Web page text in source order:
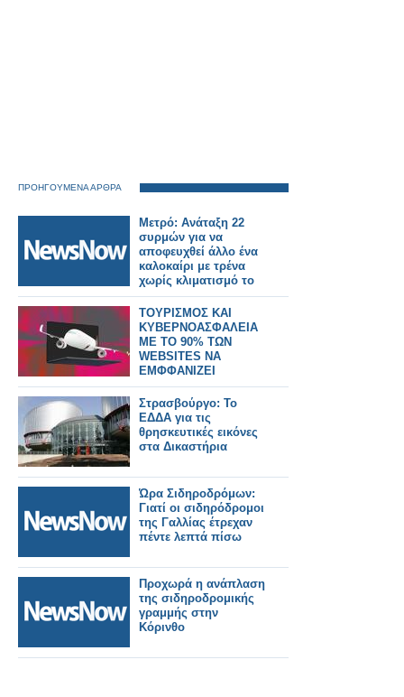
ΠΡΟΗΓΟΥΜΕΝΑ ΑΡΘΡΑ
Μετρό: Ανάταξη 22
συρμών για να
αποφευχθεί άλλο ένα
καλοκαίρι με τρένα
χωρίς κλιματισμό το
2026
ΤΟΥΡΙΣΜΟΣ ΚΑΙ
ΚΥΒΕΡΝΟΑΣΦΑΛΕΙΑ
ΜΕ ΤΟ 90% ΤΩΝ
WEBSITES ΝΑ
ΕΜΦΦΑΝΙΖΕΙ
ΤΡΥΠΕΣ
Στρασβούργο: Το
ΕΔΔΑ για τις
θρησκευτικές εικόνες
στα Δικαστήρια
Ώρα Σιδηροδρόμων:
Γιατί οι σιδηρόδρομοι
της Γαλλίας έτρεχαν
πέντε λεπτά πίσω
Προχωρά η ανάπλαση
της σιδηροδρομικής
γραμμής στην
Κόρινθο